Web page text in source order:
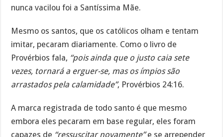
nunca vacilou foi a Santíssima Mãe.
Mesmo os santos, que os católicos olham e tentam
imitar, pecaram diariamente. Como o livro de
Provérbios fala, “pois ainda que o justo caia sete
vezes, tornará a erguer-se, mas os ímpios são
arrastados pela calamidade”, Provérbios 24:16.
A marca registrada de todo santo é que mesmo
embora eles pecaram em base regular, eles foram
capazes de “ressuscitar novamente”e se arrepender